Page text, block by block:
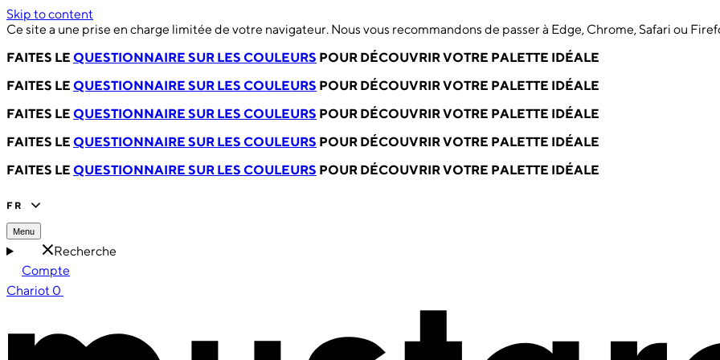
Skip to content
Ce site a une prise en charge limitée de votre navigateur. Nous vous recommandons de passer à Edge, Chrome, Safari ou
FAITES LE QUESTIONNAIRE SUR LES COULEURS POUR DÉCOUVRIR VOTRE PALETTE IDÉALE
FAITES LE QUESTIONNAIRE SUR LES COULEURS POUR DÉCOUVRIR VOTRE PALETTE IDÉALE
FAITES LE QUESTIONNAIRE SUR LES COULEURS POUR DÉCOUVRIR VOTRE PALETTE IDÉALE
FAITES LE QUESTIONNAIRE SUR LES COULEURS POUR DÉCOUVRIR VOTRE PALETTE IDÉALE
FAITES LE QUESTIONNAIRE SUR LES COULEURS POUR DÉCOUVRIR VOTRE PALETTE IDÉALE
FR
Menu
Recherche
Compte
Chariot 0